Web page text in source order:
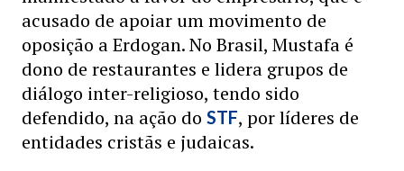
acusado de apoiar um movimento de
oposição a Erdogan. No Brasil, Mustafa é
dono de restaurantes e lidera grupos de
diálogo inter-religioso, tendo sido
defendido, na ação do STF, por líderes de
entidades cristãs e judaicas.